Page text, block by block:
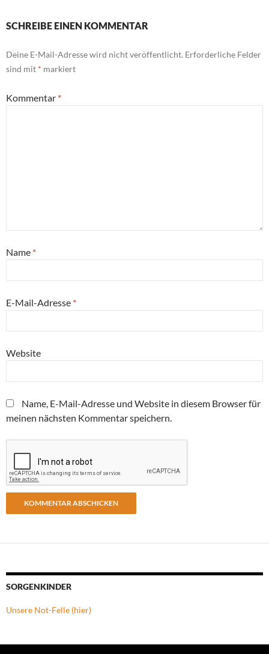
SCHREIBE EINEN KOMMENTAR
Deine E-Mail-Adresse wird nicht veröffentlicht. Erforderliche Felder
sind mit * markiert
Kommentar *
Name *
E-Mail-Adresse *
Website
Name, E-Mail-Adresse und Website in diesem Browser für
meinen nächsten Kommentar speichern.
SORGENKINDER
Unsere Not-Felle (hier)